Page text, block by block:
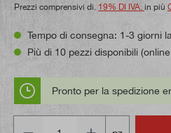
Prezzi comprensivi di. 19% DI IVA. in più
Tempo di consegna: 1-3 giorni
Più di 10 pezzi disponibili
Pronto per la spedizione